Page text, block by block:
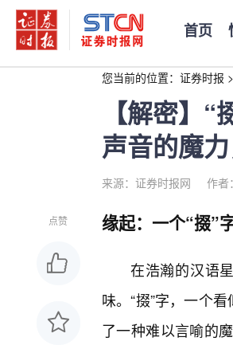
首页
您当前的位置： 证券时报 >
【解密】
声音的魔
来源：证券时报网 作者
点赞 缘起：一个“掇”
在浩瀚的汉语
味。“掇”字，一个
了一种难以言喻的